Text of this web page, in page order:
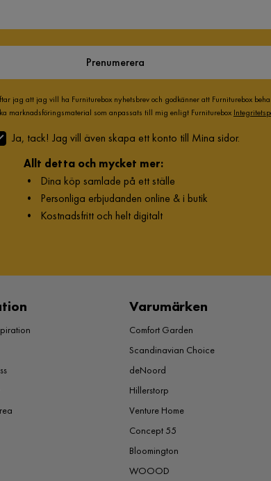
Prenumerera
jag att jag vill ha Furniturebox nyhetsbrev och godkänner att Furniturebox
marknadsföringsmaterial som anpassats till mig enligt Furniturebox
Ja, tack! Jag vill även skapa ett konto till Mina sidor.
Allt detta och mycket mer:
• Dina köp samlade på ett ställe
• Personliga erbjudanden online & i butik
• Kostnadsfritt och helt digitalt
Varumärken
Comfort Garden
Scandinavian Choice
deNoord
Hillerstorp
Venture Home
Concept 55
Bloomington
WOOOD